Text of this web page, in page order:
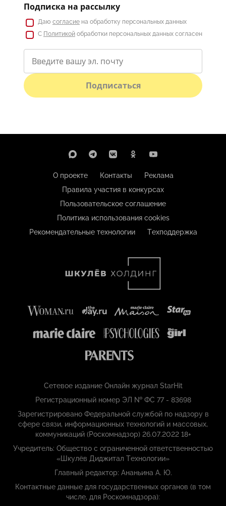
Подписка на рассылку
Даю согласие на обработку персональных данных
С Политикой обработки персональных данных согласен
Подписаться
О проекте Контакты
Реклама
Правила участия в конкурсах
Пользовательское соглашение
Политика использования cookies
Рекомендательные технологии
Техподдержка
Сетевое издание Онлайн журнал StarHit
Регистрационный номер ЭЛ № ФС 77 - 83698
Зарегистрировано Федеральной службой по надзору в
сфере связи, информационных технологий и массовых,
коммуникаций (Роскомнадзор) 26.07.2022 18+
Учредитель: Общество с ограниченной ответственностью
«Шкулёв Диджитал Технологии»
Главный редактор: Ананьина А. Ю.
Контактные данные для государственных органов (в том
числе, для Роскомнадзора):